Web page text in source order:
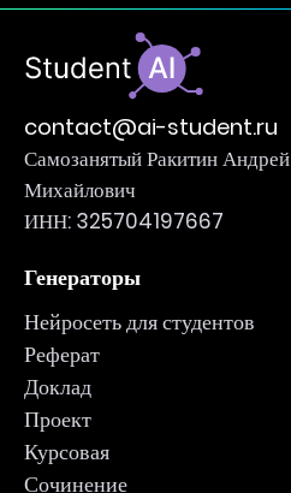
contact@ai-student.ru
Самозанятый Ракитин Андрей
Михайлович
ИНН: 325704197667
Генераторы
Нейросеть для студентов
Реферат
Доклад
Проект
Курсовая
Сочинение